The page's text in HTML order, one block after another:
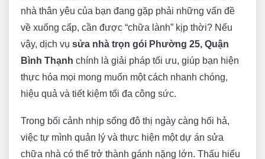
nhà thân yêu của bạn đang gặp phải những vấn đề
về xuống cấp, cần được “chữa lành” kịp thời? Nếu
vậy, dịch vụ sửa nhà trọn gói Phường 25, Quận
Bình Thạnh chính là giải pháp tối ưu, giúp bạn hiện
thực hóa mọi mong muốn một cách nhanh chóng,
hiệu quả và tiết kiệm tối đa công sức.
Trong bối cảnh nhịp sống đô thị ngày càng hối hả,
việc tự mình quản lý và thực hiện một dự án sửa
chữa nhà có thể trở thành gánh nặng lớn. Thấu hiểu